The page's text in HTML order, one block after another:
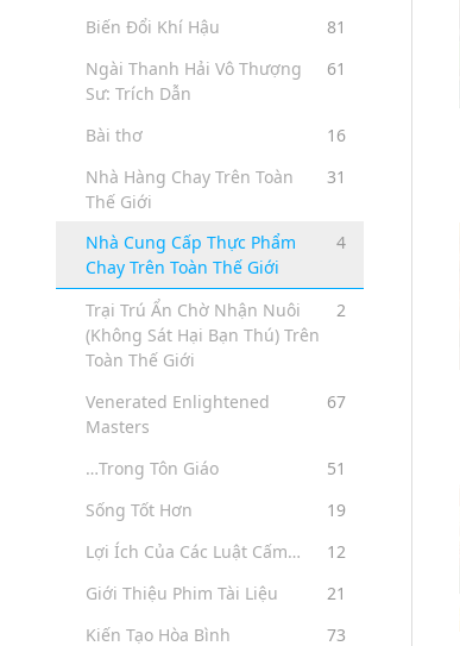
Biến Đổi Khí Hậu
81
Ngài Thanh Hải Vô Thượng
Sư: Trích Dẫn
61
Bài thơ
16
Nhà Hàng Chay Trên Toàn
Thế Giới
31
Nhà Cung Cấp Thực Phẩm
Chay Trên Toàn Thế Giới
4
Trại Trú Ẩn Chờ Nhận Nuôi
(Không Sát Hại Bạn Thú) Trên
Toàn Thế Giới
2
Venerated Enlightened
Masters
67
…Trong Tôn Giáo
51
Sống Tốt Hơn
19
Lợi Ích Của Các Luật Cấm…
12
Giới Thiệu Phim Tài Liệu
21
Kiến Tạo Hòa Bình
73